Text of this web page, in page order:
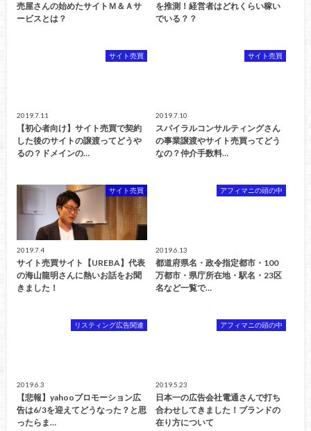
売屋さんの始めたサイトＭ＆Ａサ
ービスとは？
を推測！経営者はどれくらい稼い
でいる？？
サイト売買
2019.7.11
【初心者向け】サイト売買で契約
した後のサイトの譲渡ってどうや
るの？ドメインの…
サイト売買
2019.7.10
スパイラルコンサルティングさん
の事業譲渡やサイト売買ってどう
なの？仲介手数料…
サイト売買
2019.7.4
サイト売買サイト【UREBA】代表
の海山龍明さんに熱いお話をお聞
きました！
アフィマニの頭の中
2019.6.13
都道府県名・政令指定都市・100
万都市・県庁所在地・駅名・23区
名など一覧で…
リスティング広告関連
2019.6.3
【悲報】yahooプロモーション広
告は6/3を迎えてどうなった？と思
ったらま…
アフィマニの頭の中
2019.5.23
日本一の広告会社電通さんで打ち
合わせしてきました！ブランドの
在り方について